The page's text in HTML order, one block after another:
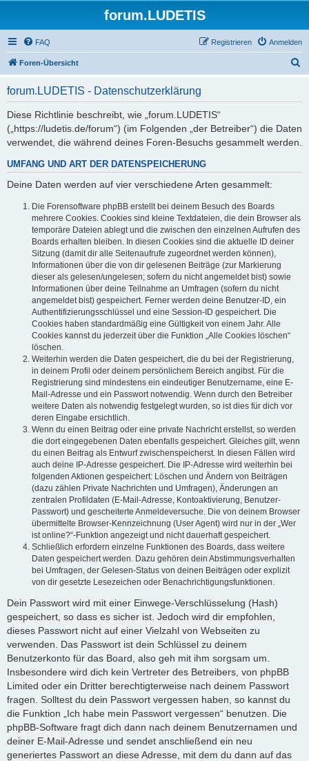
forum.LUDETIS
FAQ Anmelden
Registrieren
Foren-Übersicht
forum.LUDETIS - Datenschutzerklärung
Diese Richtlinie beschreibt, wie „forum.LUDETIS“
(„https://ludetis.de/forum“) (im Folgenden „der Betreiber“) die Daten
verwendet, die während deines Foren-Besuchs gesammelt werden.
UMFANG UND ART DER DATENSPEICHERUNG
Deine Daten werden auf vier verschiedene Arten gesammelt:
Die Forensoftware phpBB erstellt bei deinem Besuch des Boards
mehrere Cookies. Cookies sind kleine Textdateien, die dein Browser als
temporäre Dateien ablegt und die zwischen den einzelnen Aufrufen des
Boards erhalten bleiben. In diesen Cookies sind die aktuelle ID deiner
Sitzung (damit dir alle Seitenaufrufe zugeordnet werden können),
Informationen über die von dir gelesenen Beiträge (zur Markierung
dieser als gelesen/ungelesen; sofern du nicht angemeldet bist) sowie
Informationen über deine Teilnahme an Umfragen (sofern du nicht
angemeldet bist) gespeichert. Ferner werden deine Benutzer-ID, ein
Authentifizierungsschlüssel und eine Session-ID gespeichert. Die
Cookies haben standardmäßig eine Gültigkeit von einem Jahr. Alle
Cookies kannst du jederzeit über die Funktion „Alle Cookies löschen“
löschen.
Weiterhin werden die Daten gespeichert, die du bei der Registrierung,
in deinem Profil oder deinem persönlichem Bereich angibst. Für die
Registrierung sind mindestens ein eindeutiger Benutzername, eine E-
Mail-Adresse und ein Passwort notwendig. Wenn durch den Betreiber
weitere Daten als notwendig festgelegt wurden, so ist dies für dich vor
deren Eingabe ersichtlich.
Wenn du einen Beitrag oder eine private Nachricht erstellst, so werden
die dort eingegebenen Daten ebenfalls gespeichert. Gleiches gilt, wenn
du einen Beitrag als Entwurf zwischenspeicherst. In diesen Fällen wird
auch deine IP-Adresse gespeichert. Die IP-Adresse wird weiterhin bei
folgenden Aktionen gespeichert: Löschen und Ändern von Beiträgen
(dazu zählen Private Nachrichten und Umfragen), Änderungen an
zentralen Profildaten (E-Mail-Adresse, Kontoaktivierung, Benutzer-
Passwort) und gescheiterte Anmeldeversuche. Die von deinem Browser
übermittelte Browser-Kennzeichnung (User Agent) wird nur in der „Wer
ist online?“-Funktion angezeigt und nicht dauerhaft gespeichert.
Schließlich erfordern einzelne Funktionen des Boards, dass weitere
Daten gespeichert werden. Dazu gehören dein Abstimmungsverhalten
bei Umfragen, der Gelesen-Status von deinen Beiträgen oder explizit
von dir gesetzte Lesezeichen oder Benachrichtigungsfunktionen.
Dein Passwort wird mit einer Einwege-Verschlüsselung (Hash)
gespeichert, so dass es sicher ist. Jedoch wird dir empfohlen,
dieses Passwort nicht auf einer Vielzahl von Webseiten zu
verwenden. Das Passwort ist dein Schlüssel zu deinem
Benutzerkonto für das Board, also geh mit ihm sorgsam um.
Insbesondere wird dich kein Vertreter des Betreibers, von phpBB
Limited oder ein Dritter berechtigterweise nach deinem Passwort
fragen. Solltest du dein Passwort vergessen haben, so kannst du
die Funktion „Ich habe mein Passwort vergessen“ benutzen. Die
phpBB-Software fragt dich dann nach deinem Benutzernamen und
deiner E-Mail-Adresse und sendet anschließend ein neu
generiertes Passwort an diese Adresse, mit dem du dann auf das